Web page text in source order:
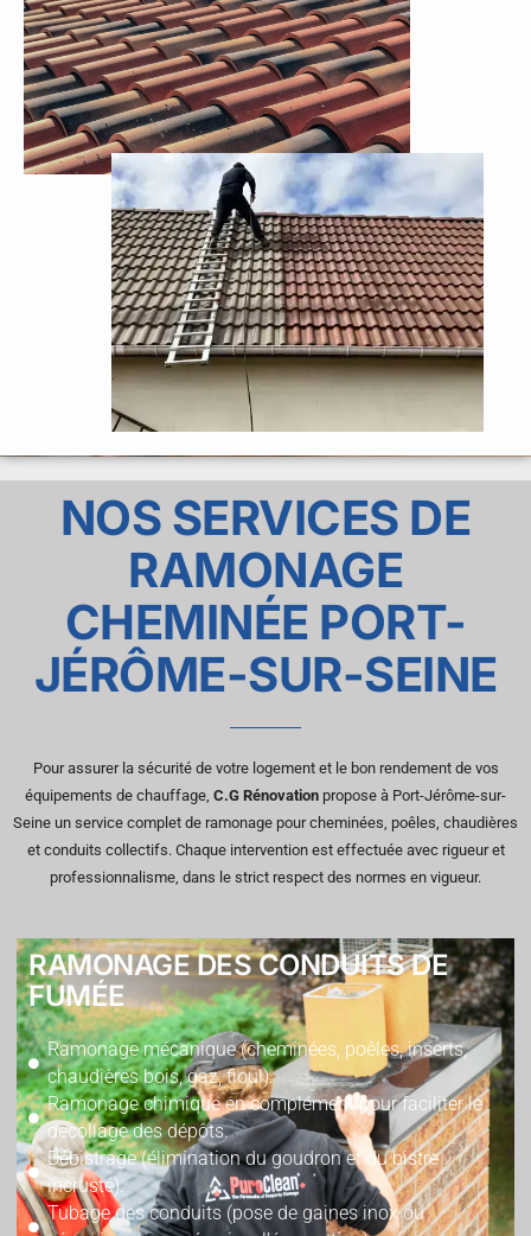
NOS SERVICES DE
RAMONAGE
CHEMINÉE PORT-
JÉRÔME-SUR-SEINE
Pour assurer la sécurité de votre logement et le bon rendement de vos
équipements de chauffage, C.G Rénovation propose à Port-Jérôme-sur-
Seine un service complet de ramonage pour cheminées, poêles, chaudières
et conduits collectifs. Chaque intervention est effectuée avec rigueur et
professionnalisme, dans le strict respect des normes en vigueur.
RAMONAGE DES CONDUITS DE
FUMÉE
Ramonage mécanique (cheminées, poêles, inserts,
chaudières bois, gaz, fioul).
Ramonage chimique en complément pour faciliter le
décollage des dépôts.
Débistrage (élimination du goudron et du bistre
incrusté).
Tubage des conduits (pose de gaines inox ou